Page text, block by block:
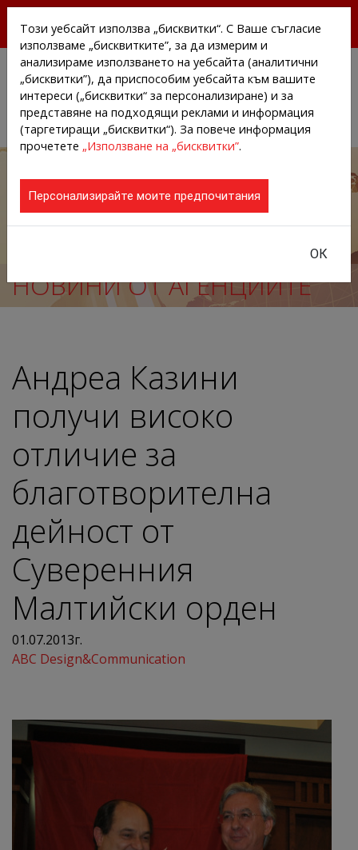
АГЕНЦИИТЕ И КОМПАНИИТЕ
НОВИНИ ОТ АГЕНЦИИТЕ
Андреа Казини
получи високо
отличие за
благотворителна
дейност от
Суверенния
Малтийски орден
01.07.2013г.
ABC Design&Communication
Този уебсайт използва „бисквитки“. С Ваше съгласие
използваме „бисквитките”, за да измерим и
анализираме използването на уебсайта (аналитични
„бисквитки”), да приспособим уебсайта към вашите
интереси („бисквитки“ за персонализиране) и за
представяне на подходящи реклами и информация
(таргетиращи „бисквитки“). За повече информация
прочетете „Използване на „бисквитки”.
Персонализирайте моите предпочитания
ОК